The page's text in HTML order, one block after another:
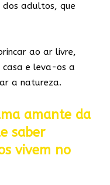
dos adultos, que
ao ar livre,
e leva-os a
a natureza.
amante da
saber
vivem no